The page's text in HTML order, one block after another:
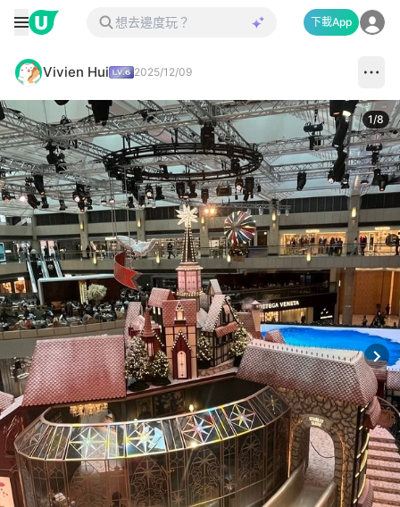
下載App
Vivien Hui 2025/12/09
1/8